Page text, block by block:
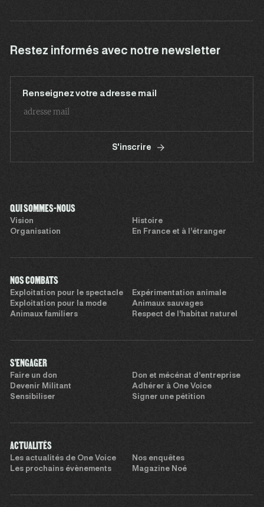
Restez informés avec notre newsletter
Renseignez votre adresse mail
S'inscrire
QUI SOMMES-NOUS
Vision
Histoire
Organisation
En France et à l’étranger
NOS COMBATS
Exploitation pour le spectacle
Expérimentation animale
Exploitation pour la mode
Animaux sauvages
Animaux familiers
Respect de l’habitat naturel
S'ENGAGER
Faire un don
Don et mécénat d’entreprise
Devenir Militant
Adhérer à One Voice
Sensibiliser
Signer une pétition
ACTUALITÉS
Les actualités de One Voice
Nos enquêtes
Les prochains évènements
Magazine Noé